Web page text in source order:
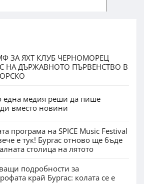
ЗА ЯХТ КЛУБ ЧЕРНОМОРЕЦ
НА ДЪРЖАВНОТО ПЪРВЕНСТВО В
една медия реши да пише
вместо новини
програма на SPICE Music Festival
е тук! Бургас отново ще бъде
столица на лятото
подробности за
край Бургас: колата се е